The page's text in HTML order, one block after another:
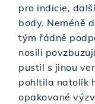
pro indicie,
body. Neméně
tým řádně
nosili
pustil s jinou
pohltila natolik
opakované